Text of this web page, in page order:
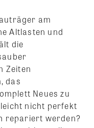
am
Altlasten und
die
Zeiten
das
Neues zu
nicht perfekt
repariert werden?